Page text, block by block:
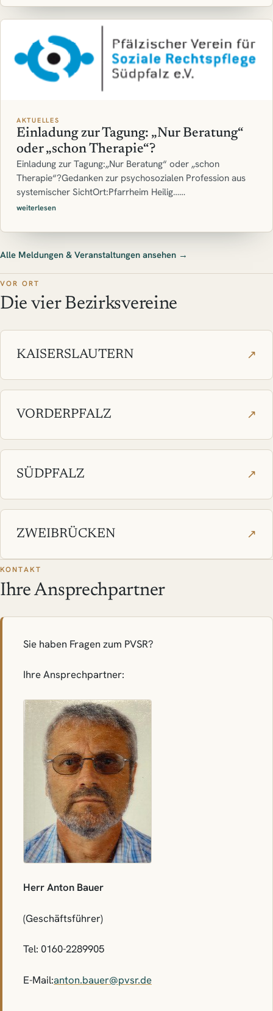
AKTUELLES
Einladung zur Tagung: „Nur Beratung“
oder „schon Therapie“?
Einladung zur Tagung:„Nur Beratung“ oder „schon
Therapie“?Gedanken zur psychosozialen Profession aus
systemischer SichtOrt:Pfarrheim Heilig……
weiterlesen
Alle Meldungen & Veranstaltungen ansehen →
VOR ORT
Die vier Bezirksvereine
KAISERSLAUTERN ↗
VORDERPFALZ ↗
SÜDPFALZ ↗
ZWEIBRÜCKEN ↗
KONTAKT
Ihre Ansprechpartner
Sie haben Fragen zum PVSR?
Ihre Ansprechpartner:
Herr Anton Bauer
(Geschäftsführer)
Tel: 0160-2289905
E-Mail:anton.bauer@pvsr.de